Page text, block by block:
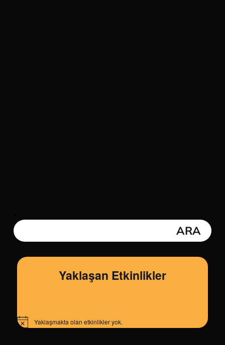
Yaklaşan Etkinlikler
Notice Yaklaşmakta olan etkinlikler yok.